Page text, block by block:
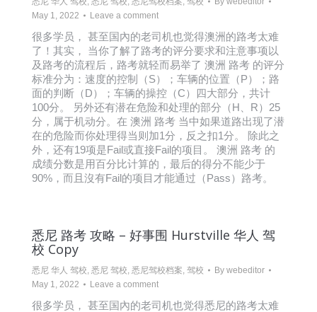
May 1, 2022
Leave a comment
很多学员， 甚至国內的老司机也觉得澳洲的路考太难
了！其实， 当你了解了路考的评分要求和注意事项以
及路考的流程后，路考就轻而易举了 澳洲 路考 的评分
标准分为：速度的控制（S）；车辆的位置（P）；路
面的判断（D）；车辆的操控（C）四大部分，共计
100分。 另外还有潜在危险和处理的部分（H、R）25
分，属于机动分。在 澳洲 路考 当中如果道路出现了潜
在的危险而你处理得当则加1分，反之扣1分。 除此之
外，还有19项是Fail或直接Fail的项目。 澳洲 路考 的
成绩分数是用百分比计算的，最后的得分不能少于
90%，而且沒有Fail的项目才能通过（Pass）路考。
悉尼 路考 攻略 – 好事围 Hurstville 华人 驾
校 Copy
悉尼 华人 驾校, 悉尼 驾校, 悉尼驾校档案, 驾校 By webeditor
May 1, 2022
Leave a comment
很多学员， 甚至国內的老司机也觉得悉尼的路考太难